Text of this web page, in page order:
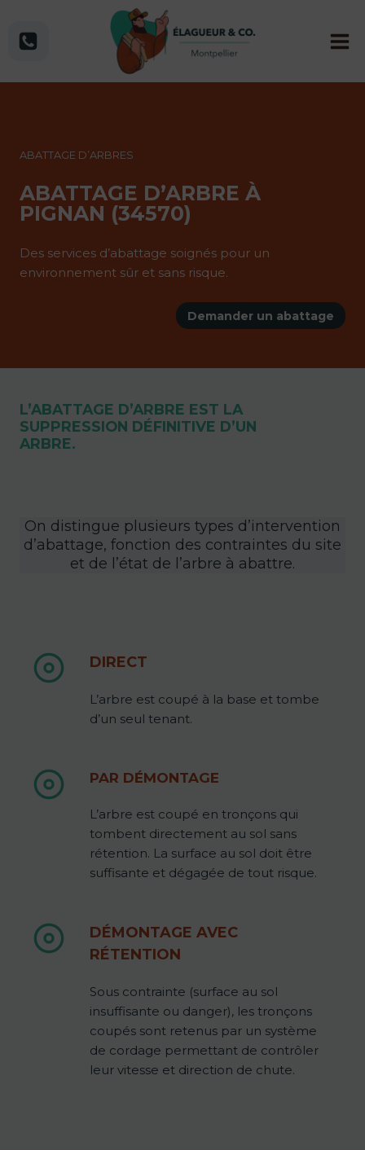
contenu
ABATTAGE D’ARBRES
ABATTAGE D’ARBRE À
PIGNAN (34570)
Des services d’abattage soignés pour un
environnement sûr et sans risque.
Demander un abattage
L’ABATTAGE D’ARBRE EST LA
SUPPRESSION DÉFINITIVE D’UN
ARBRE.
On distingue plusieurs types d’intervention
d’abattage, fonction des contraintes du site
et de l’état de l’arbre à abattre.
DIRECT
L’arbre est coupé à la base et tombe
d’un seul tenant.
PAR DÉMONTAGE
L’arbre est coupé en tronçons qui
tombent directement au sol sans
rétention. La surface au sol doit être
suffisante et dégagée de tout risque.
DÉMONTAGE AVEC
RÉTENTION
Sous contrainte (surface au sol
insuffisante ou danger), les tronçons
coupés sont retenus par un système
de cordage permettant de contrôler
leur vitesse et direction de chute.